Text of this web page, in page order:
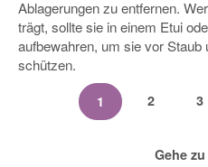
Ablagerungen zu entfernen.
trägt, sollte sie in einem Etui
aufbewahren, um sie vor Staub
schützen.
1 2 3
Gehe